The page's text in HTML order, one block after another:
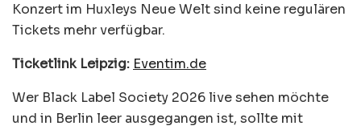
Konzert im Huxleys Neue Welt sind keine regulären
Tickets mehr verfügbar.
Ticketlink Leipzig: Eventim.de
Wer Black Label Society 2026 live sehen möchte
und in Berlin leer ausgegangen ist, sollte mit